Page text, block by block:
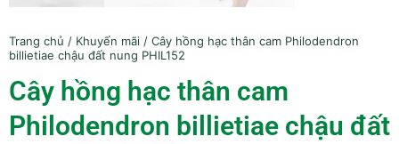
Trang chủ / Khuyến mãi / Cây hồng hạc thân cam Philodendron
billietiae chậu đất nung PHIL152
Cây hồng hạc thân cam
Philodendron billietiae chậu đất